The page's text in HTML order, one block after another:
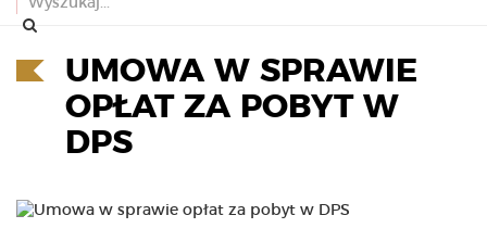
UMOWA W SPRAWIE
OPŁAT ZA POBYT W
DPS